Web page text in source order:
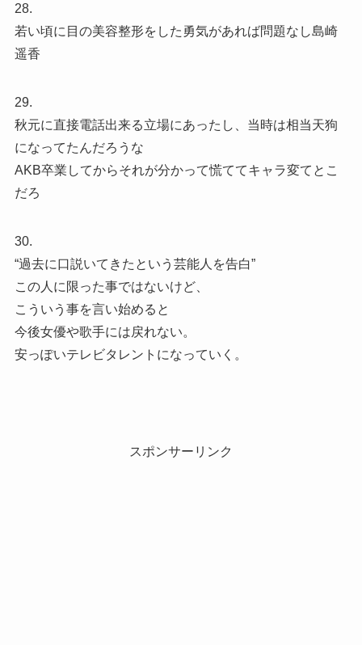
28.
若い頃に目の美容整形をした勇気があれば問題なし島崎
遥香
29.
秋元に直接電話出来る立場にあったし、当時は相当天狗
になってたんだろうな
AKB卒業してからそれが分かって慌ててキャラ変てとこ
だろ
30.
“過去に口説いてきたという芸能人を告白”
この人に限った事ではないけど、
こういう事を言い始めると
今後女優や歌手には戻れない。
安っぽいテレビタレントになっていく。
スポンサーリンク